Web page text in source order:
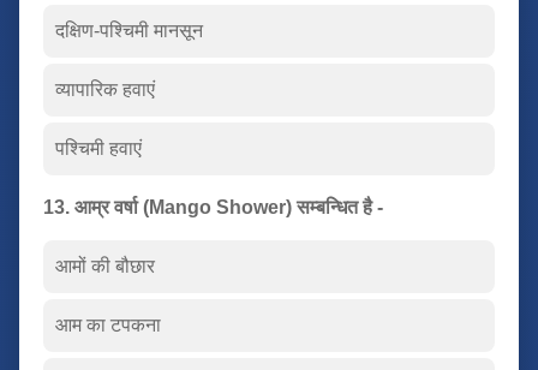
दक्षिण-पश्चिमी मानसून
व्यापारिक हवाएं
पश्चिमी हवाएं
13. आम्र वर्षा (Mango Shower) सम्बन्धित है -
आमों की बौछार
आम का टपकना